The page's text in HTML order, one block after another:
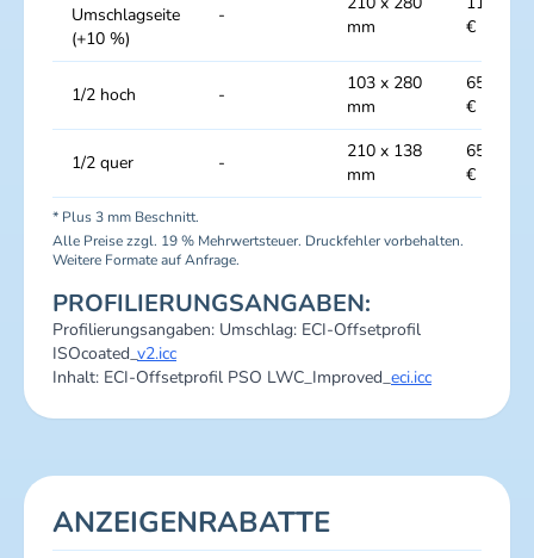
Umschlagseite
(+10 %)
-
mm
€
1/2 hoch -
103 x 280
mm
6540
€
1/2 quer -
210 x 138
mm
6540
€
* Plus 3 mm Beschnitt.
Alle Preise zzgl. 19 % Mehrwertsteuer. Druckfehler vorbehalten.
Weitere Formate auf Anfrage.
PROFILIERUNGSANGABEN:
Profilierungsangaben: Umschlag: ECI-Offsetprofil
ISOcoated_ v2.icc
Inhalt: ECI-Offsetprofil PSO LWC_Improved_ eci.icc
ANZEIGENRABATTE